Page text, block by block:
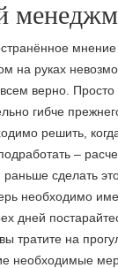
на руках
верно.
гибче
решить,
–
сделать
необходимо
дней
тратите на
необходимые